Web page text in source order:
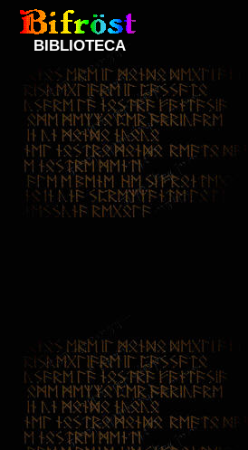
BIBLIOTECA